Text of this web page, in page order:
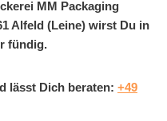
MM Packaging
Alfeld (Leine) wirst Du in
fündig.
lässt Dich beraten: +49